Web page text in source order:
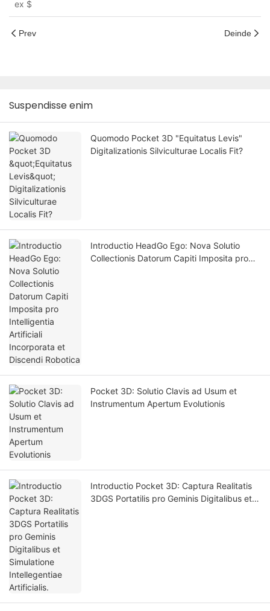
ex $
Prev Deinde
Suspendisse enim
Quomodo Pocket 3D "Equitatus Levis"
Digitalizationis Silviculturae Localis Fit?
Introductio HeadGo Ego: Nova Solutio
Collectionis Datorum Capiti Imposita pro
Pocket 3D: Solutio Clavis ad Usum et
Instrumentum Apertum Evolutionis
Introductio Pocket 3D: Captura Realitatis
3DGS Portatilis pro Geminis Digitalibus et